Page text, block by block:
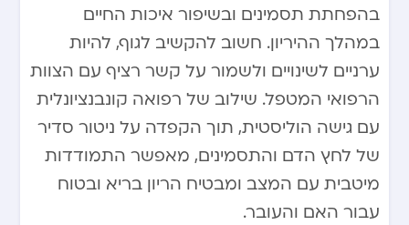
בהפחתת תסמינים ובשיפור איכות החיים
במהלך ההיריון. חשוב להקשיב לגוף, להיות
ערניים לשינויים ולשמור על קשר רציף עם הצוות
הרפואי המטפל. שילוב של רפואה קונבנציונלית
עם גישה הוליסטית, תוך הקפדה על ניטור סדיר
של לחץ הדם והתסמינים, מאפשר התמודדות
מיטבית עם המצב ומבטיח הריון בריא ובטוח
עבור האם והעובר.